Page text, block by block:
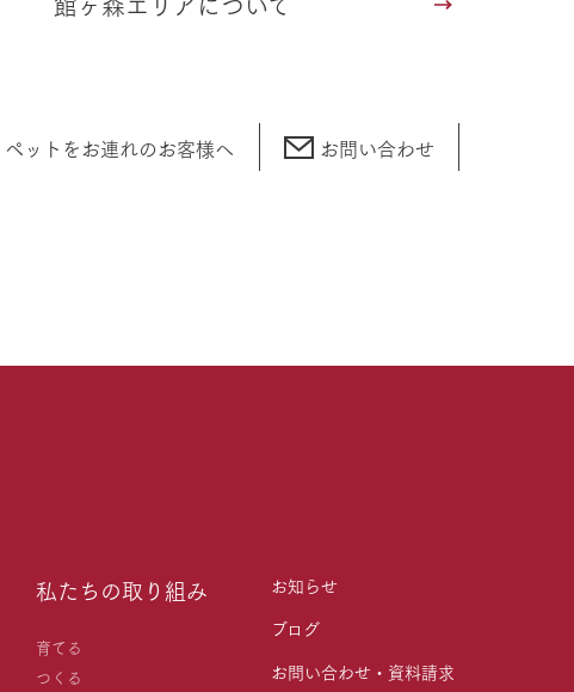
ペットをお連れのお客様へ お問い合わせ
私たちの取り組み
育てる
つくる
お知らせ
ブログ
お問い合わせ・資料請求